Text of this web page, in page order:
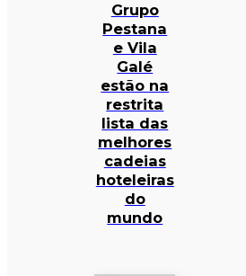
Grupo
Pestana
e Vila
Galé
estão na
restrita
lista das
melhores
cadeias
hoteleiras
do
mundo